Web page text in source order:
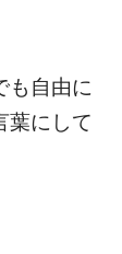
も自由に
葉にして